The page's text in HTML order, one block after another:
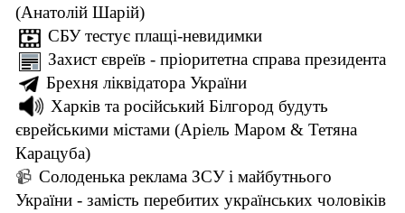
(Анатолій Шарій)
СБУ тестує плащі-невидимки
Захист євреїв - пріоритетна справа президента
Брехня ліквідатора України
Харків та російський Білгород будуть
єврейськими містами (Аріель Маром & Тетяна
Карацуба)
📹 Солоденька реклама ЗСУ і майбутнього
України - замість перебитих українських чоловіків